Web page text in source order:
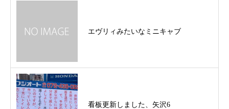
エヴリィみたいなミニキャブ
看板更新しました、矢沢6